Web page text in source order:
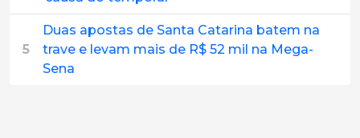
5
Duas apostas de Santa Catarina batem na
trave e levam mais de R$ 52 mil na Mega-
Sena